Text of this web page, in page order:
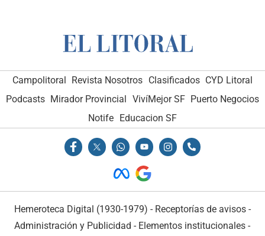
Campolitoral Revista Nosotros Clasificados CYD Litoral
Podcasts Mirador Provincial VivíMejor SF Puerto Negocios
Notife Educacion SF
Hemeroteca Digital (1930-1979) - Receptorías de avisos -
Administración y Publicidad - Elementos institucionales -